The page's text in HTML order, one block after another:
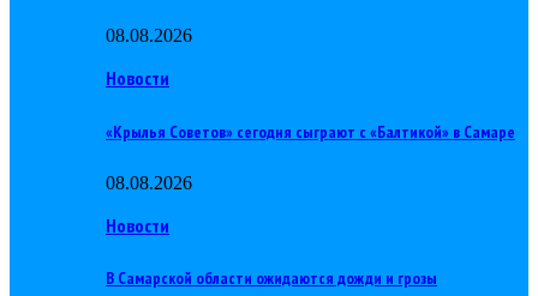
08.08.2026
Новости
«Крылья Советов» сегодня сыграют с «Балтикой» в Самаре
08.08.2026
Новости
В Самарской области ожидаются дожди и грозы